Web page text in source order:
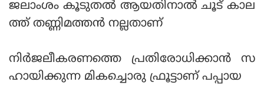
ജലാംശം കൂടുതല്‍ ആയതിനാല്‍ ചൂട് കാല
ത്ത് തണ്ണിമത്തന്‍ നല്ലതാണ്
നിര്‍ജലീകരണത്തെ പ്രതിരോധിക്കാന്‍ സ
ഹായിക്കുന്ന മികച്ചൊരു ഫ്രൂട്ടാണ് പപ്പായ